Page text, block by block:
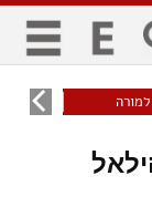
title
סימון כותרות
עוני